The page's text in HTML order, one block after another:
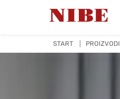
START PROIZVODI